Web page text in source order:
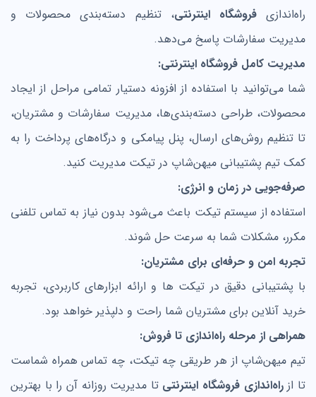
راه‌اندازیفروشگاه اینترنتی، تنظیم دسته‌بندی محصولات و
مدیریت سفارشات پاسخ می‌دهد.
مدیریت کامل فروشگاه اینترنتی:
شما می‌توانید با استفاده از افزونه دستیار تمامی مراحل از ایجاد
محصولات، طراحی دسته‌بندی‌ها، مدیریت سفارشات و مشتریان،
تا تنظیم روش‌های ارسال، پنل پیامکی و درگاه‌های پرداخت را به
کمک تیم پشتیبانی میهن‌شاپ در تیکت مدیریت کنید.
صرفه‌جویی در زمان و انرژی:
استفاده از سیستم تیکت باعث می‌شود بدون نیاز به تماس تلفنی
مکرر، مشکلات شما به سرعت حل شوند.
تجربه امن و حرفه‌ای برای مشتریان:
با پشتیبانی دقیق در تیکت ها و ارائه ابزارهای کاربردی، تجربه
خرید آنلاین برای مشتریان شما راحت و دلپذیر خواهد بود.
همراهی از مرحله راه‌اندازی تا فروش:
تیم میهن‌شاپ از هر طریقی چه تیکت، چه تماس همراه شماست
تا ازراه‌اندازی فروشگاه اینترنتی تا مدیریت روزانه آن را با بهترین